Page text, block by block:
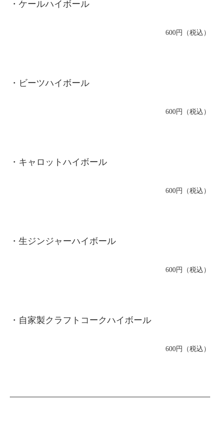
・ケールハイボール
600円（税込）
・ビーツハイボール
600円（税込）
・キャロットハイボール
600円（税込）
・生ジンジャーハイボール
600円（税込）
・自家製クラフトコークハイボール
600円（税込）